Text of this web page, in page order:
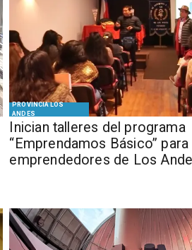
PROVINCIA LOS
ANDES
Inician talleres del programa
“Emprendamos Básico” para
emprendedores de Los